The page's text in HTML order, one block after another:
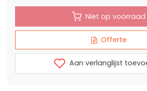
Niet op voorraad
Offerte
Aan verlanglijst